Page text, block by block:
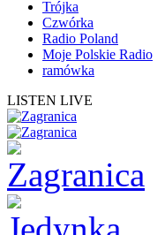
Trójka
Czwórka
Radio Poland
Moje Polskie Radio
ramówka
LISTEN LIVE